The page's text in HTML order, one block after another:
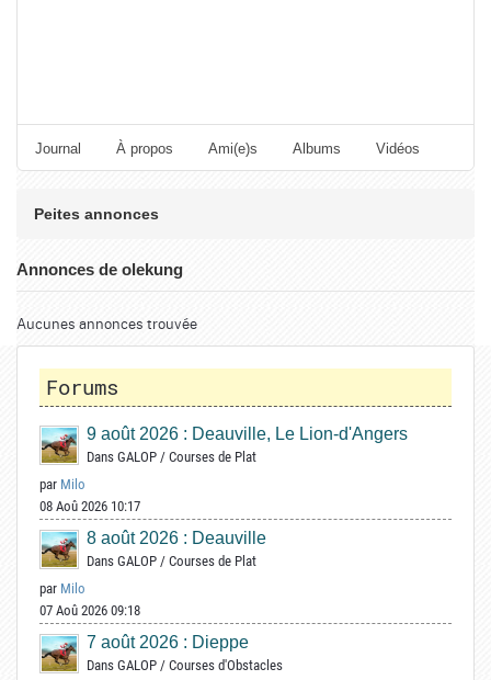
Journal À propos Ami(e)s Albums Vidéos
Peites annonces
Annonces de olekung
Aucunes annonces trouvée
Forums
9 août 2026 : Deauville, Le Lion-d'Angers
Dans GALOP / Courses de Plat
par Milo
08 Aoû 2026 10:17
8 août 2026 : Deauville
Dans GALOP / Courses de Plat
par Milo
07 Aoû 2026 09:18
7 août 2026 : Dieppe
Dans GALOP / Courses d'Obstacles